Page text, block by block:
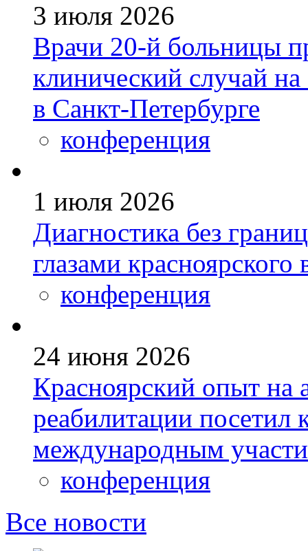
3 июля 2026
Врачи 20-й больницы
клинический случай
в Санкт-Петербурге
конференция
1 июля 2026
Диагностика без
глазами красноярского
конференция
24 июня 2026
Красноярский опыт на
реабилитации посетил
международным
конференция
Все новости